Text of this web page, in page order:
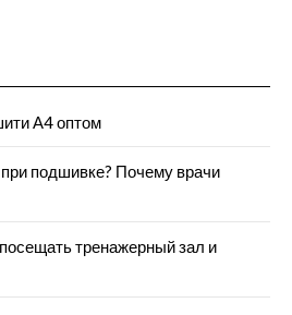
А4 оптом
подшивке? Почему врачи
тренажерный зал и